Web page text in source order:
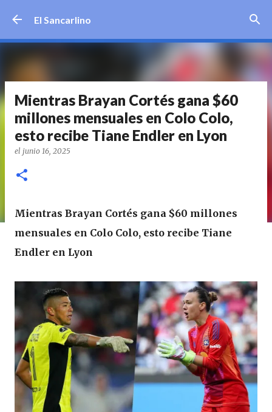
El Sancarlino
Mientras Brayan Cortés gana $60
millones mensuales en Colo Colo,
esto recibe Tiane Endler en Lyon
el junio 16, 2025
Mientras Brayan Cortés gana $60 millones
mensuales en Colo Colo, esto recibe Tiane
Endler en Lyon